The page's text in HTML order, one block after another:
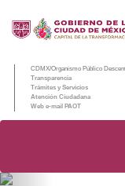
CDMX/Organismo Público
Transparencia
Trámites y Servicios
Atención Ciudadana
Web e-mail PAOT